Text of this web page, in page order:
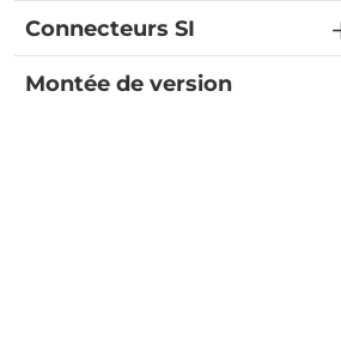
Connecteurs SI
Montée de version